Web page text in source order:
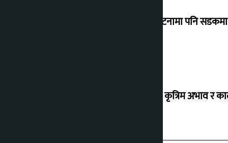
‘सानो घटनामा पनि
ग्यासको कृत्रिम अभाव र